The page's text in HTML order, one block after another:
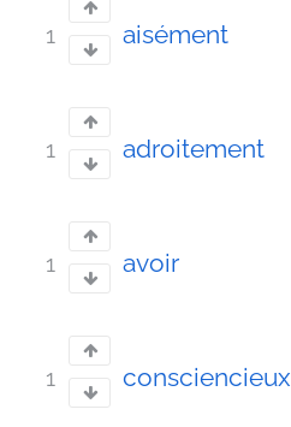
1 aisément
1 adroitement
1 avoir
1 consciencieux